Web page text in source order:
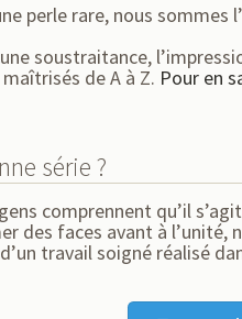
perle rare, nous
soustraitance,
de A à Z. Pour en
série ?
comprennent qu’il
des faces avant à
travail soigné réalisé